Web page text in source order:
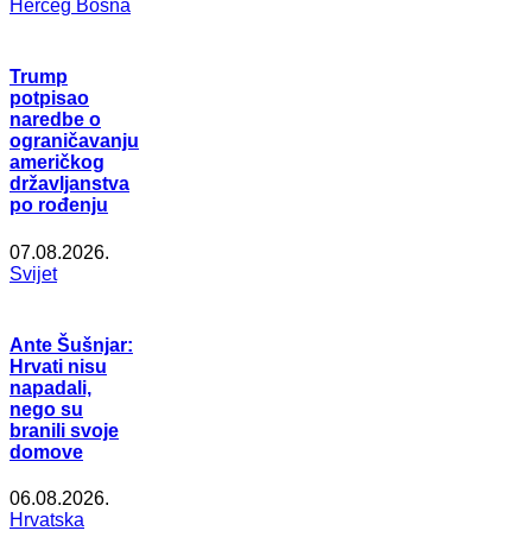
Herceg Bosna
Trump
potpisao
naredbe o
ograničavanju
američkog
državljanstva
po rođenju
07.08.2026.
Svijet
Ante Šušnjar:
Hrvati nisu
napadali,
nego su
branili svoje
domove
06.08.2026.
Hrvatska